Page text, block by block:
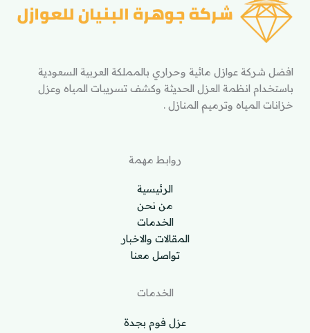
افضل شركة عوازل مائية وحراري بالمملكة العربية السعودية
باستخدام انظمة العزل الحديثة وكشف تسريبات المياه وعزل
خزانات المياه وترميم المنازل .
روابط مهمة
الرئيسية
من نحن
الخدمات
المقالات والاخبار
تواصل معنا
الخدمات
عزل فوم بجدة